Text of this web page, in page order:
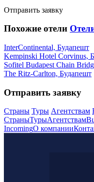
Отправить заявку
Похожие отели
InterContinental, Будапешт
Kempinski Hotel Corvinus,
Sofitel Budapest Chain
The Ritz-Carlton, Будапешт
Отправить заявку
Страны Туры Агентствам
СтраныТурыАгентствам
IncomingО компании